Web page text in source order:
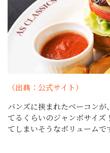
（出典：公式サイト）
バンズに挟まれたベーコン
てるくらいのジャンボサイズ
てしまいそうなボリュームで